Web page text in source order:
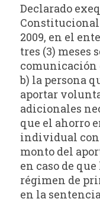
Declarado
Constitucional
2009, en el
tres (3) meses
comunicación
b) la persona
aportar
adicionales
que el ahorro
individual con
monto del
en caso de
régimen de
en la sentencia